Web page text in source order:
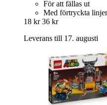
För att fällas ut
Med förtryckta linjer
18 kr 36 kr
Leverans till 17. augusti